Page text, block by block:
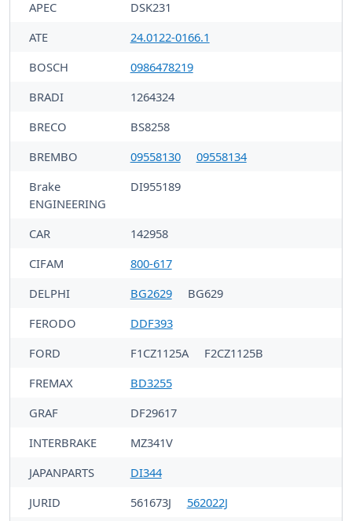
APEC
DSK231
ATE
24.0122-0166.1
BOSCH
0986478219
BRADI
1264324
BRECO
BS8258
BREMBO
09558130
09558134
Brake
ENGINEERING
DI955189
CAR
142958
CIFAM
800-617
DELPHI
BG2629
BG629
FERODO
DDF393
FORD
F1CZ1125A
F2CZ1125B
FREMAX
BD3255
GRAF
DF29617
INTERBRAKE
MZ341V
JAPANPARTS
DI344
JURID
561673J
562022J